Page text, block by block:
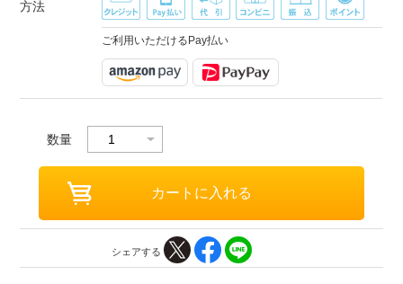
方法
ご利用いただけるPay払い
数量
シェアする